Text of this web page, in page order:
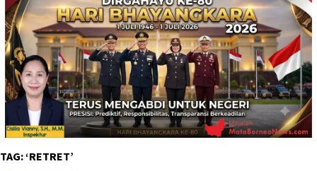
TAG:‘RETRET’